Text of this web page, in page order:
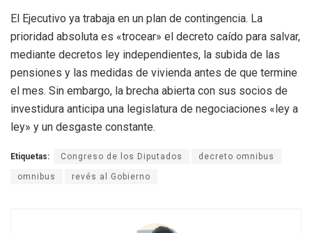
El Ejecutivo ya trabaja en un plan de contingencia. La
prioridad absoluta es «trocear» el decreto caído para salvar,
mediante decretos ley independientes, la subida de las
pensiones y las medidas de vivienda antes de que termine
el mes. Sin embargo, la brecha abierta con sus socios de
investidura anticipa una legislatura de negociaciones «ley a
ley» y un desgaste constante.
Etiquetas: Congreso de los Diputados decreto omnibus
omnibus revés al Gobierno